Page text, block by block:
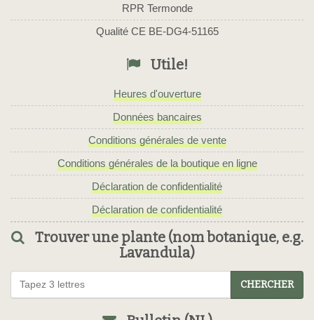
RPR Termonde
Qualité CE BE-DG4-51165
Utile!
Heures d'ouverture
Données bancaires
Conditions générales de vente
Conditions générales de la boutique en ligne
Déclaration de confidentialité
Déclaration de confidentialité
Trouver une plante (nom botanique, e.g.
Lavandula)
CHERCHER